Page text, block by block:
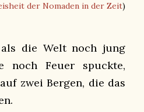
der Nomaden in der Zeit)
die Welt noch jung
noch Feuer spuckte,
zwei Bergen, die das